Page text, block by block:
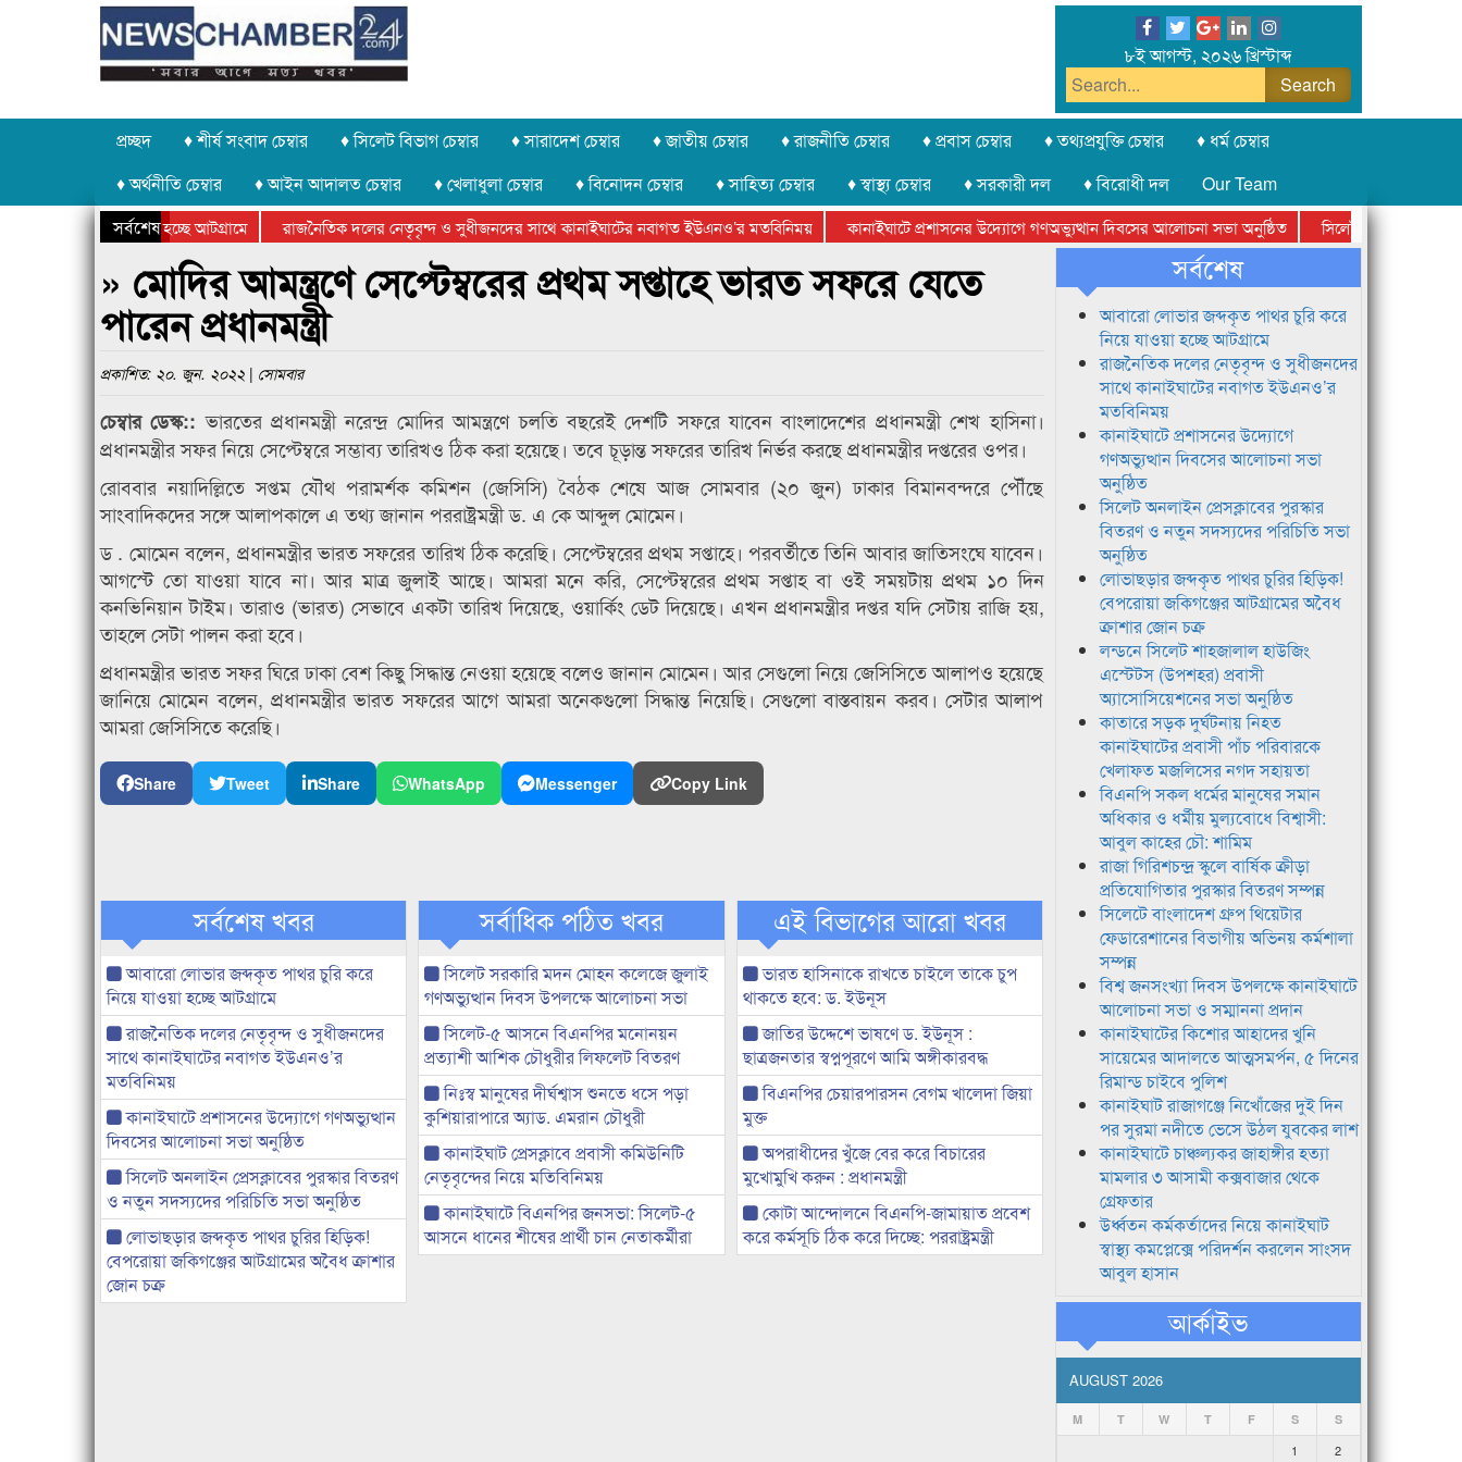
৮ই আগস্ট, ২০২৬ খ্রিস্টাব্দ
প্রচ্ছদ ♦ শীর্ষ সংবাদ চেম্বার ♦ সিলেট বিভাগ চেম্বার ♦ সারাদেশ চেম্বার ♦ জাতীয় চেম্বার ♦ রাজনীতি চেম্বার ♦ প্রবাস চেম্বার ♦ তথ্যপ্রযুক্তি চেম্বার
♦ ধর্ম চেম্বার
♦ অর্থনীতি চেম্বার
♦ আইন আদালত চেম্বার ♦ খেলাধুলা চেম্বার ♦ বিনোদন চেম্বার ♦ সাহিত্য চেম্বার ♦ স্বাস্থ্য চেম্বার ♦ সরকারী দল ♦ বিরোধী দল
Our Team
সর্বশেষ
করে নিয়ে যাওয়া হচ্ছে আটগ্রামে রাজনৈতিক দলের নেতৃবৃন্দ ও সুধীজনদের সাথে কানাইঘাটের নবাগত ইউএনও’র মতবিনিময় কানাইঘাটে প্রশাসনের উদ্যোগে গণঅভ্যুত্থান দিবসের আলোচনা সভা অনুষ্ঠিত
সিলেট অনলাইন
প্রতিযোগিতার পুরস্কার বিতরণ সম্পন্ন
সিলেটে বাংলাদেশ গ্রুপ থিয়েটার ফেডারেশানের বিভাগীয় অভিনয় কর্মশালা সম্পন্ন
» মোদির আমন্ত্রণে সেপ্টেম্বরের প্রথম সপ্তাহে ভারত সফরে যেতে
পারেন প্রধানমন্ত্রী
প্রকাশিত: ২০. জুন. ২০২২ | সোমবার
চেম্বার ডেস্ক::ভারতের প্রধানমন্ত্রী নরেন্দ্র মোদির আমন্ত্রণে চলতি বছরেই দেশটি সফরে যাবেন বাংলাদেশের প্রধানমন্ত্রী শেখ হাসিনা।
প্রধানমন্ত্রীর সফর নিয়ে সেপ্টেম্বরে সম্ভাব্য তারিখও ঠিক করা হয়েছে। তবে চূড়ান্ত সফরের তারিখ নির্ভর করছে প্রধানমন্ত্রীর দপ্তরের ওপর।
রোববার নয়াদিল্লিতে সপ্তম যৌথ পরামর্শক কমিশন (জেসিসি) বৈঠক শেষে আজ সোমবার (২০ জুন) ঢাকার বিমানবন্দরে পৌঁছে
সাংবাদিকদের সঙ্গে আলাপকালে এ তথ্য জানান পররাষ্ট্রমন্ত্রী ড. এ কে আব্দুল মোমেন।
ড . মোমেন বলেন, প্রধানমন্ত্রীর ভারত সফরের তারিখ ঠিক করেছি। সেপ্টেম্বরের প্রথম সপ্তাহে। পরবর্তীতে তিনি আবার জাতিসংঘে যাবেন।
আগস্টে তো যাওয়া যাবে না। আর মাত্র জুলাই আছে। আমরা মনে করি, সেপ্টেম্বরের প্রথম সপ্তাহ বা ওই সময়টায় প্রথম ১০ দিন
কনভিনিয়ান টাইম। তারাও (ভারত) সেভাবে একটা তারিখ দিয়েছে, ওয়ার্কিং ডেট দিয়েছে। এখন প্রধানমন্ত্রীর দপ্তর যদি সেটায় রাজি হয়,
তাহলে সেটা পালন করা হবে।
প্রধানমন্ত্রীর ভারত সফর ঘিরে ঢাকা বেশ কিছু সিদ্ধান্ত নেওয়া হয়েছে বলেও জানান মোমেন। আর সেগুলো নিয়ে জেসিসিতে আলাপও হয়েছে
জানিয়ে মোমেন বলেন, প্রধানমন্ত্রীর ভারত সফরের আগে আমরা অনেকগুলো সিদ্ধান্ত নিয়েছি। সেগুলো বাস্তবায়ন করব। সেটার আলাপ
আমরা জেসিসিতে করেছি।
Share Tweet Share WhatsApp Messenger Copy Link
সর্বশেষ খবর
আবারো লোভার জব্দকৃত পাথর চুরি করে
নিয়ে যাওয়া হচ্ছে আটগ্রামে
রাজনৈতিক দলের নেতৃবৃন্দ ও সুধীজনদের
সাথে কানাইঘাটের নবাগত ইউএনও’র
মতবিনিময়
কানাইঘাটে প্রশাসনের উদ্যোগে গণঅভ্যুত্থান
দিবসের আলোচনা সভা অনুষ্ঠিত
সিলেট অনলাইন প্রেসক্লাবের পুরস্কার বিতরণ
ও নতুন সদস্যদের পরিচিতি সভা অনুষ্ঠিত
লোভাছড়ার জব্দকৃত পাথর চুরির হিড়িক!
বেপরোয়া জকিগঞ্জের আটগ্রামের অবৈধ ক্রাশার
জোন চক্র
সর্বাধিক পঠিত খবর
সিলেট সরকারি মদন মোহন কলেজে জুলাই
গণঅভ্যুত্থান দিবস উপলক্ষে আলোচনা সভা
সিলেট-৫ আসনে বিএনপির মনোনয়ন
প্রত্যাশী আশিক চৌধুরীর লিফলেট বিতরণ
নিঃস্ব মানুষের দীর্ঘশ্বাস শুনতে ধসে পড়া
কুশিয়ারাপারে অ্যাড. এমরান চৌধুরী
কানাইঘাট প্রেসক্লাবে প্রবাসী কমিউনিটি
নেতৃবৃন্দের নিয়ে মতিবিনিময়
কানাইঘাটে বিএনপির জনসভা: সিলেট-৫
আসনে ধানের শীষের প্রার্থী চান নেতাকর্মীরা
এই বিভাগের আরো খবর
ভারত হাসিনাকে রাখতে চাইলে তাকে চুপ
থাকতে হবে: ড. ইউনূস
জাতির উদ্দেশে ভাষণে ড. ইউনূস :
ছাত্রজনতার স্বপ্নপূরণে আমি অঙ্গীকারবদ্ধ
বিএনপির চেয়ারপারসন বেগম খালেদা জিয়া
মুক্ত
অপরাধীদের খুঁজে বের করে বিচারের
মুখোমুখি করুন : প্রধানমন্ত্রী
কোটা আন্দোলনে বিএনপি-জামায়াত প্রবেশ
করে কর্মসূচি ঠিক করে দিচ্ছে: পররাষ্ট্রমন্ত্রী
সর্বশেষ
আবারো লোভার জব্দকৃত পাথর চুরি করে
নিয়ে যাওয়া হচ্ছে আটগ্রামে
রাজনৈতিক দলের নেতৃবৃন্দ ও সুধীজনদের
সাথে কানাইঘাটের নবাগত ইউএনও’র
মতবিনিময়
কানাইঘাটে প্রশাসনের উদ্যোগে
গণঅভ্যুত্থান দিবসের আলোচনা সভা
অনুষ্ঠিত
সিলেট অনলাইন প্রেসক্লাবের পুরস্কার
বিতরণ ও নতুন সদস্যদের পরিচিতি সভা
অনুষ্ঠিত
লোভাছড়ার জব্দকৃত পাথর চুরির হিড়িক!
বেপরোয়া জকিগঞ্জের আটগ্রামের অবৈধ
ক্রাশার জোন চক্র
লন্ডনে সিলেট শাহজালাল হাউজিং
এস্টেটস (উপশহর) প্রবাসী
অ্যাসোসিয়েশনের সভা অনুষ্ঠিত
কাতারে সড়ক দুর্ঘটনায় নিহত
কানাইঘাটের প্রবাসী পাঁচ পরিবারকে
খেলাফত মজলিসের নগদ সহায়তা
বিএনপি সকল ধর্মের মানুষের সমান
অধিকার ও ধর্মীয় মুল্যবোধে বিশ্বাসী:
আবুল কাহের চৌ: শামিম
রাজা গিরিশচন্দ্র স্কুলে বার্ষিক ক্রীড়া
প্রতিযোগিতার পুরস্কার বিতরণ সম্পন্ন
সিলেটে বাংলাদেশ গ্রুপ থিয়েটার
ফেডারেশানের বিভাগীয় অভিনয় কর্মশালা
সম্পন্ন
বিশ্ব জনসংখ্যা দিবস উপলক্ষে কানাইঘাটে
আলোচনা সভা ও সম্মাননা প্রদান
কানাইঘাটের কিশোর আহাদের খুনি
সায়েমের আদালতে আত্মসমর্পন, ৫ দিনের
রিমান্ড চাইবে পুলিশ
কানাইঘাট রাজাগঞ্জে নিখোঁজের দুই দিন
পর সুরমা নদীতে ভেসে উঠল যুবকের লাশ
কানাইঘাটে চাঞ্চল্যকর জাহাঙ্গীর হত্যা
মামলার ৩ আসামী কক্সবাজার থেকে
গ্রেফতার
উর্ধ্বতন কর্মকর্তাদের নিয়ে কানাইঘাট
স্বাস্থ্য কমপ্লেক্সে পরিদর্শন করলেন সাংসদ
আবুল হাসান
আর্কাইভ
AUGUST 2026
M T W T F S S
1
2